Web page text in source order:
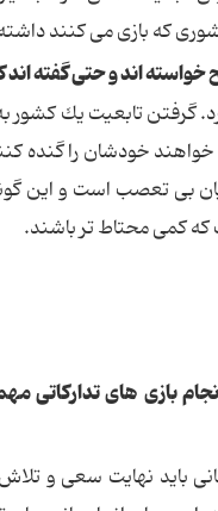
كه بازی می كنند
اند و حتی گفته اند
گرفتن تابعیت یك
خودشان را گنده
بی تعصب است و این
كه كمی محتاط تر باشند.
بازی های تداركاتی
باید نهایت سعی و